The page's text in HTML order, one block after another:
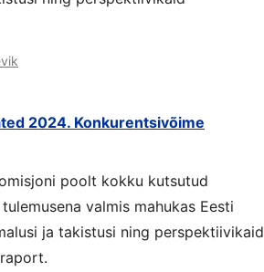
2024. Konkurentsivõime
poolt kokku kutsutud
valmis mahukas Eesti
ja takistusi ning perspektiivikaid